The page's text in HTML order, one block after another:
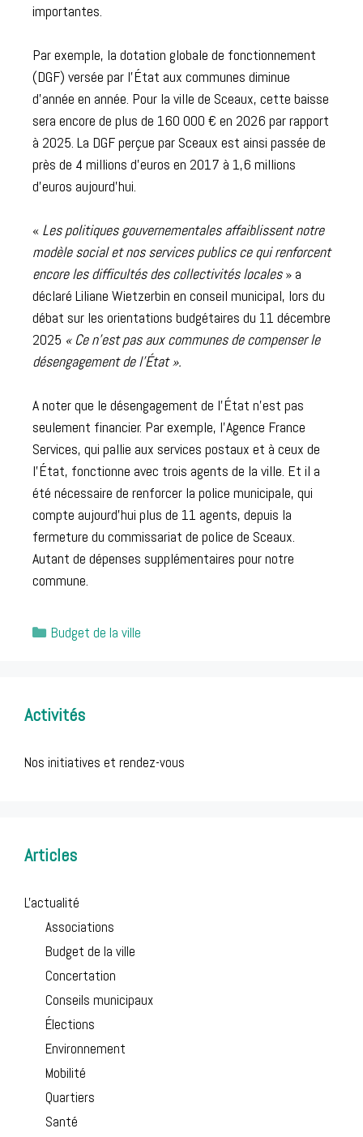
importantes.
Par exemple, la dotation globale de fonctionnement
(DGF) versée par l’État aux communes diminue
d’année en année. Pour la ville de Sceaux, cette baisse
sera encore de plus de 160 000 € en 2026 par rapport
à 2025. La DGF perçue par Sceaux est ainsi passée de
près de 4 millions d’euros en 2017 à 1,6 millions
d’euros aujourd’hui.
« Les politiques gouvernementales affaiblissent notre
modèle social et nos services publics ce qui renforcent
encore les difficultés des collectivités locales» a
déclaré Liliane Wietzerbin en conseil municipal, lors du
débat sur les orientations budgétaires du 11 décembre
2025 « Ce n’est pas aux communes de compenser le
désengagement de l’État ».
A noter que le désengagement de l’État n’est pas
seulement financier. Par exemple, l’Agence France
Services, qui pallie aux services postaux et à ceux de
l’État, fonctionne avec trois agents de la ville. Et il a
été nécessaire de renforcer la police municipale, qui
compte aujourd’hui plus de 11 agents, depuis la
fermeture du commissariat de police de Sceaux.
Autant de dépenses supplémentaires pour notre
commune.
Catégories
Budget de la ville
Activités
Nos initiatives et rendez-vous
Articles
L'actualité
Associations
Budget de la ville
Concertation
Conseils municipaux
Élections
Environnement
Mobilité
Quartiers
Santé